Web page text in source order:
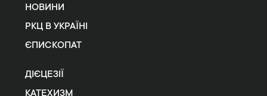
НОВИНИ
РКЦ В УКРАЇНІ
ЄПИСКОПАТ
ДІЄЦЕЗІЇ
КАТЕХИЗМ